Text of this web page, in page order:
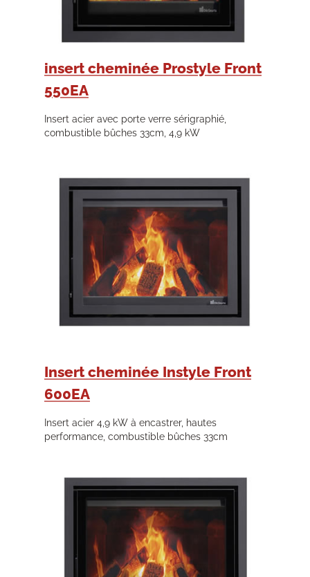
insert cheminée Prostyle Front
550EA
Insert acier avec porte verre sérigraphié,
combustible bûches 33cm, 4,9 kW
Insert cheminée Instyle Front
600EA
Insert acier 4,9 kW à encastrer, hautes
performance, combustible bûches 33cm